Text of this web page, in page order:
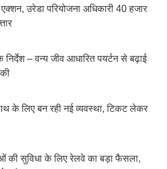
उरेडा परियोजना अधिकारी 40 हजार
निर्देश – वन्य जीव आधारित पयर्टन से बढ़ाई
के लिए बन रही नई व्यवस्था, टिकट लेकर
की सुविधा के लिए रेलवे का बड़ा फैसला,